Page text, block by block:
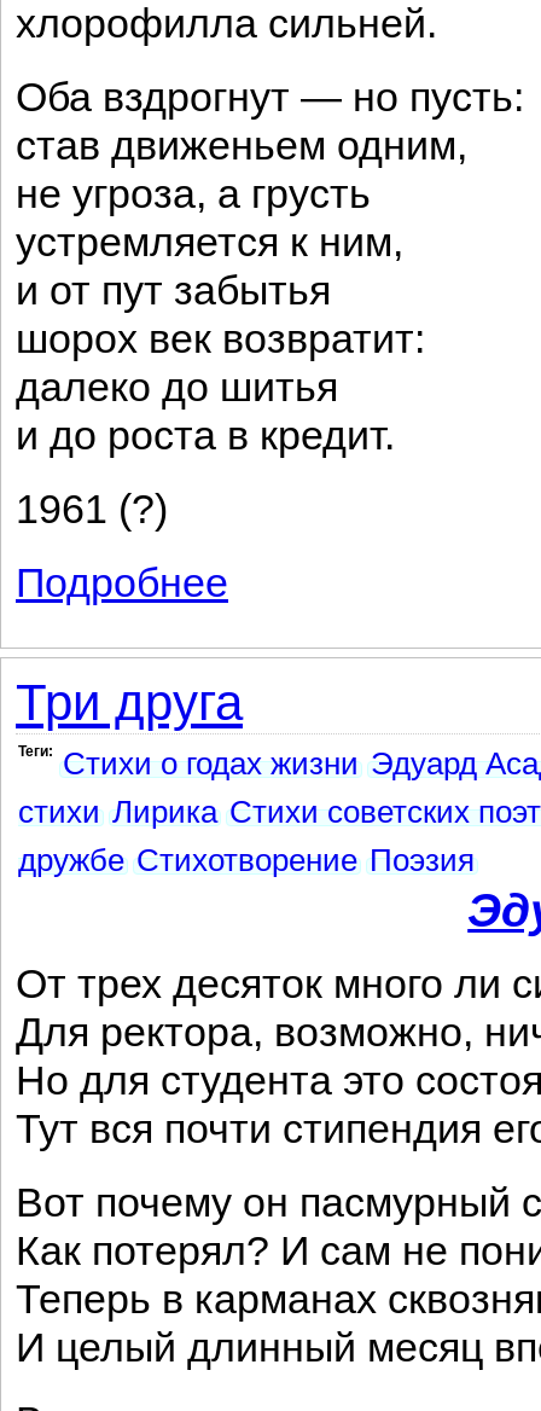
хлорофилла сильней.
Оба вздрогнут — но пусть:
став движеньем одним,
не угроза, а грусть
устремляется к ним,
и от пут забытья
шорох век возвратит:
далеко до шитья
и до роста в кредит.
1961 (?)
Подробнее
Три друга
Теги: Стихи о годах жизни Эдуард
стихи Лирика Стихи советских
дружбе Стихотворение Поэзия
От трех десяток много ли
Для ректора, возможно,
Но для студента это
Тут вся почти стипендия
Вот почему он пасмурный
Как потерял? И сам не
Теперь в карманах
И целый длинный месяц